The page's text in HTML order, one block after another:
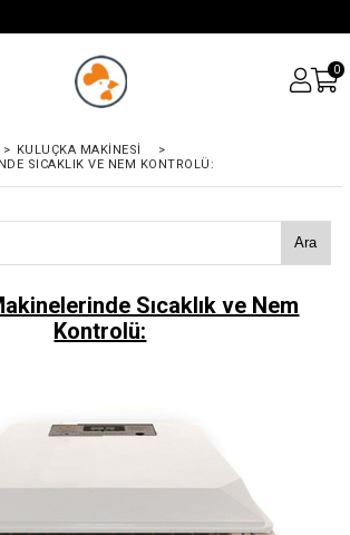
0
> KULUÇKA MAKINESI
>
SICAKLIK VE NEM KONTROLÜ:
Ara
Sıcaklık ve Nem
Kontrolü: